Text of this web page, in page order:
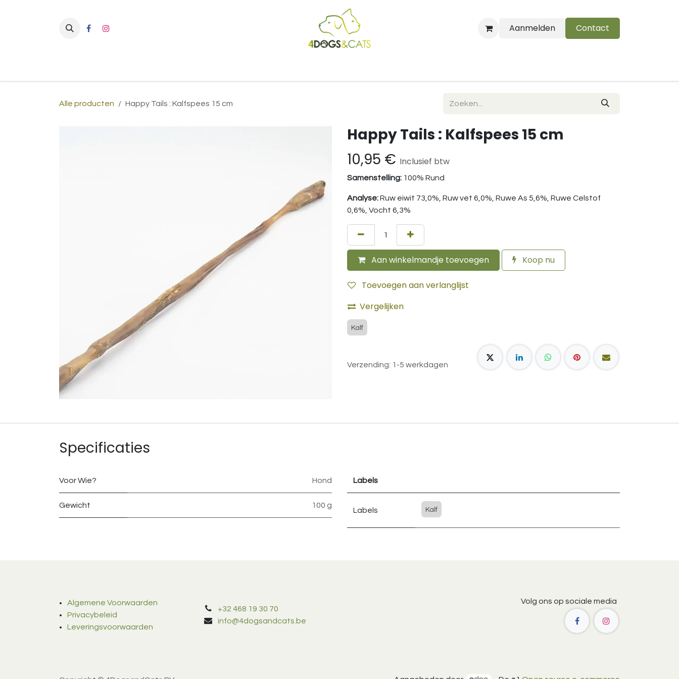
Aanmelden
Contact
Alle producten Happy Tails : Kalfspees 15 cm
Happy Tails : Kalfspees 15 cm
10,95 € Inclusief btw
Samenstelling: 100% Rund
Analyse:Ruw eiwit 73,0%, Ruw vet 6,0%, Ruwe As 5,6%, Ruwe Celstof
0,6%, Vocht 6,3%
Aan winkelmandje toevoegen Koop nu
Toevoegen aan verlanglijst
Vergelijken
Kalf
Verzending: 1-5 werkdagen
Specificaties
Voor Wie? Hond
Gewicht 100 g
Labels
Labels Kalf
Algemene Voorwaarden
Privacybeleid
Leveringsvoorwaarden
+32 468 19 30 70
info@4dogsandcats.be
Volg ons op sociale media